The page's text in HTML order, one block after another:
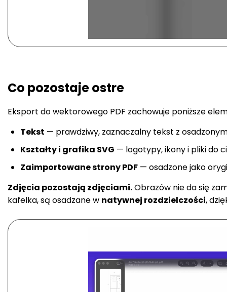
Co pozostaje ostre
Eksport do wektorowego PDF zachowuje poniższe
Tekst — prawdziwy, zaznaczalny tekst z
Kształty i grafika SVG — logotypy, ikony i pliki do
Zaimportowane strony PDF — osadzone jako
Zdjęcia pozostają zdjęciami.Obrazów nie da się
kafelka, są osadzane w natywnej rozdzielczości,